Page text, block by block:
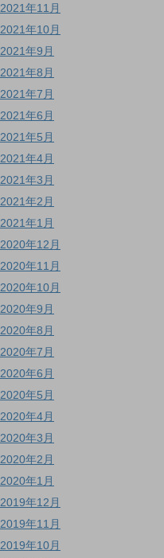
2021年11月
2021年10月
2021年9月
2021年8月
2021年7月
2021年6月
2021年5月
2021年4月
2021年3月
2021年2月
2021年1月
2020年12月
2020年11月
2020年10月
2020年9月
2020年8月
2020年7月
2020年6月
2020年5月
2020年4月
2020年3月
2020年2月
2020年1月
2019年12月
2019年11月
2019年10月